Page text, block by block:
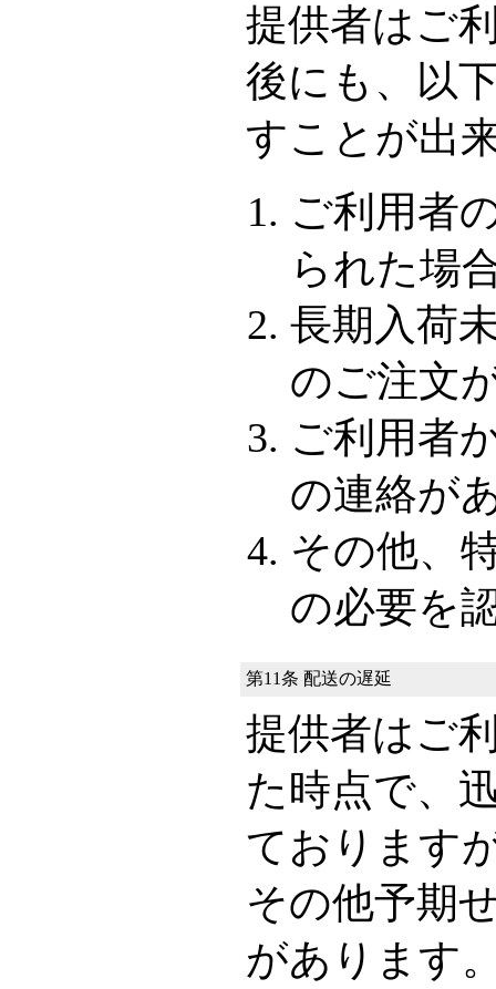
提供者はご
後にも、以
すことが出
ご利用者
られた場
長期入荷
のご注文
ご利用者
の連絡が
その他、
の必要を
第11条 配送の遅延
提供者はご
た時点で、
ております
その他予期
があります